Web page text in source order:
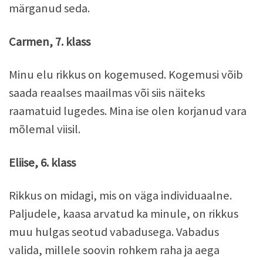
märganud seda.
Carmen, 7. klass
Minu elu rikkus on kogemused. Kogemusi võib
saada reaalses maailmas või siis näiteks
raamatuid lugedes. Mina ise olen korjanud vara
mõlemal viisil.
Eliise, 6. klass
Rikkus on midagi, mis on väga individuaalne.
Paljudele, kaasa arvatud ka minule, on rikkus
muu hulgas seotud vabadusega. Vabadus
valida, millele soovin rohkem raha ja aega